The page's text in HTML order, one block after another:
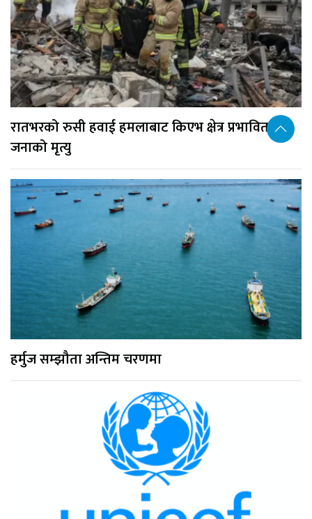
रातभरको रुसी हवाई हमलाबाट किएभ क्षेत्र प्रभावित, १७
जनाको मृत्यु
हर्मुज सम्झौता अन्तिम चरणमा